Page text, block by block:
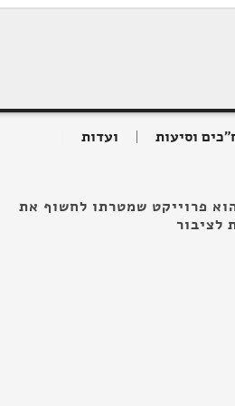
וסיעות ועדות
פרוייקט שמטרתו לחשוף את
לציבור